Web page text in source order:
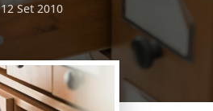
12 Set 2010